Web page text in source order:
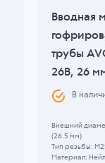
Вводная
трубы
26B, 26
В
Внешний
(26.5 мм)
Тип резьбы:
Материал: